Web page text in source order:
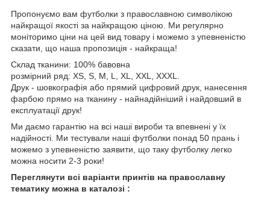
Пропонуємо вам футболки з православною символікою
найкращої якості за найкращою ціною. Ми регулярно
моніторимо ціни на цей вид товару і можемо з упевненістю
сказати, що наша пропозиція - найкраща!
Склад тканини: 100% бавовна
розмірний ряд: XS, S, M, L, XL, XXL, XXXL.
Друк - шовкографія або прямий цифровий друк, нанесення
фарбою прямо на тканину - найнадійніший і найдовший в
експлуатації друк!
Ми даємо гарантію на всі наші вироби та впевнені у їх
надійності. Ми тестували наші футболки понад 50 прань і
можемо з упевненістю заявити, що таку футболку легко
можна носити 2-3 роки!
Переглянути всі варіанти принтів на православну
тематику можна в каталозі :